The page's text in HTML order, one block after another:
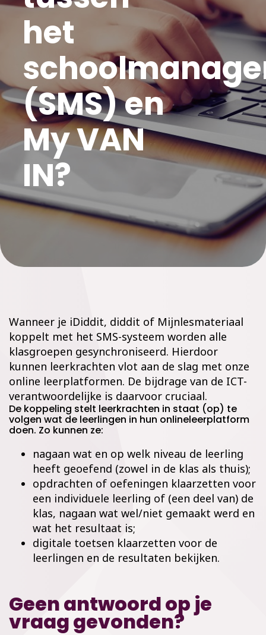
het
(SMS) en
My VAN
IN?
Wanneer je iDiddit, diddit of Mijnlesmateriaal
koppelt met het SMS-systeem worden alle
klasgroepen gesynchroniseerd. Hierdoor
kunnen leerkrachten vlot aan de slag met onze
online leerplatformen. De bijdrage van de ICT-
verantwoordelijke is daarvoor cruciaal.
De koppeling stelt leerkrachten in staat (op) te
volgen wat de leerlingen in hun onlineleerplatform
doen. Zo kunnen ze:
nagaan wat en op welk niveau de leerling
heeft geoefend (zowel in de klas als thuis);
opdrachten of oefeningen klaarzetten voor
een individuele leerling of (een deel van) de
klas, nagaan wat wel/niet gemaakt werd en
wat het resultaat is;
digitale toetsen klaarzetten voor de
leerlingen en de resultaten bekijken.
Geen antwoord op je
vraag gevonden?